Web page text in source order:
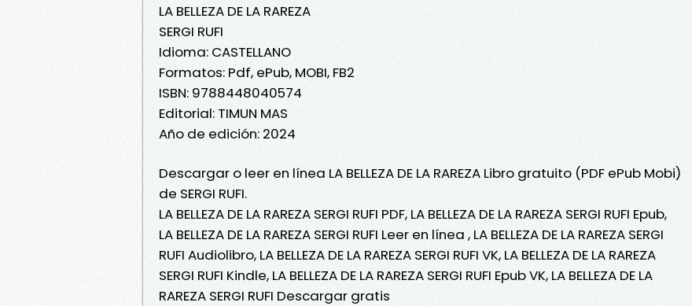
LA BELLEZA DE LA RAREZA
SERGI RUFI
Idioma: CASTELLANO
Formatos: Pdf, ePub, MOBI, FB2
ISBN: 9788448040574
Editorial: TIMUN MAS
Año de edición: 2024
Descargar o leer en línea LA BELLEZA DE LA RAREZA Libro gratuito (PDF ePub Mobi)
de SERGI RUFI.
LA BELLEZA DE LA RAREZA SERGI RUFI PDF, LA BELLEZA DE LA RAREZA SERGI RUFI Epub,
LA BELLEZA DE LA RAREZA SERGI RUFI Leer en línea , LA BELLEZA DE LA RAREZA SERGI
RUFI Audiolibro, LA BELLEZA DE LA RAREZA SERGI RUFI VK, LA BELLEZA DE LA RAREZA
SERGI RUFI Kindle, LA BELLEZA DE LA RAREZA SERGI RUFI Epub VK, LA BELLEZA DE LA
RAREZA SERGI RUFI Descargar gratis